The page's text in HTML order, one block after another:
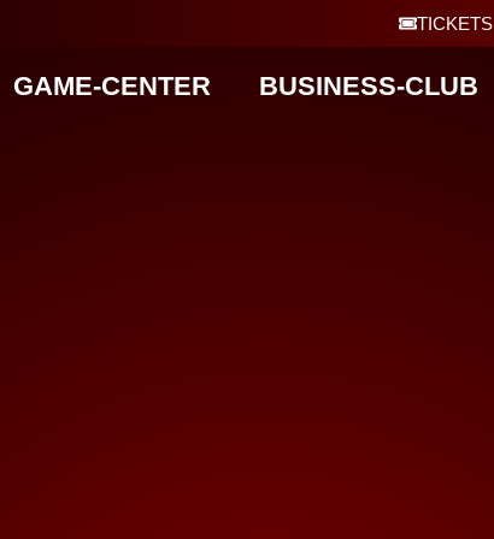
TICKETS
GAME-CENTER BUSINESS-CLUB